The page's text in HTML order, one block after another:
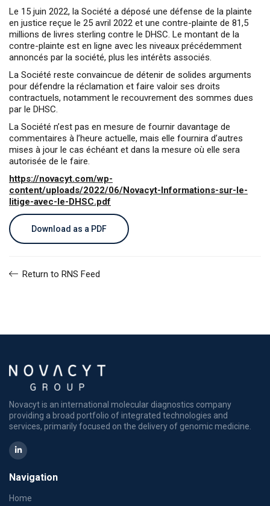
Le 15 juin 2022, la Société a déposé une défense de la plainte
en justice reçue le 25 avril 2022 et une contre-plainte de 81,5
millions de livres sterling contre le DHSC. Le montant de la
contre-plainte est en ligne avec les niveaux précédemment
annoncés par la société, plus les intérêts associés.
La Société reste convaincue de détenir de solides arguments
pour défendre la réclamation et faire valoir ses droits
contractuels, notamment le recouvrement des sommes dues
par le DHSC.
La Société n’est pas en mesure de fournir davantage de
commentaires à l’heure actuelle, mais elle fournira d’autres
mises à jour le cas échéant et dans la mesure où elle sera
autorisée de le faire.
https://novacyt.com/wp-
content/uploads/2022/06/Novacyt-Informations-sur-le-
litige-avec-le-DHSC.pdf
Download as a PDF
Return to RNS Feed
Novacyt is an international molecular diagnostics company
providing a broad portfolio of integrated technologies and
services, primarily focused on the delivery of genomic medicine.
Navigation
Home